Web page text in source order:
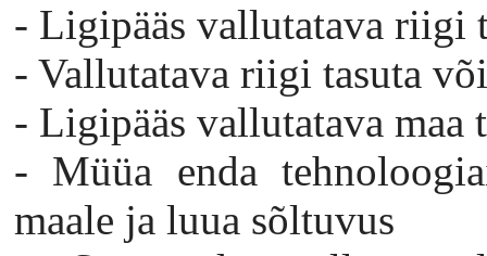
- Ligipääs vallutatava riigi
- Vallutatava riigi tasuta
- Ligipääs vallutatava
- Müüa enda
maale ja luua sõltuvus